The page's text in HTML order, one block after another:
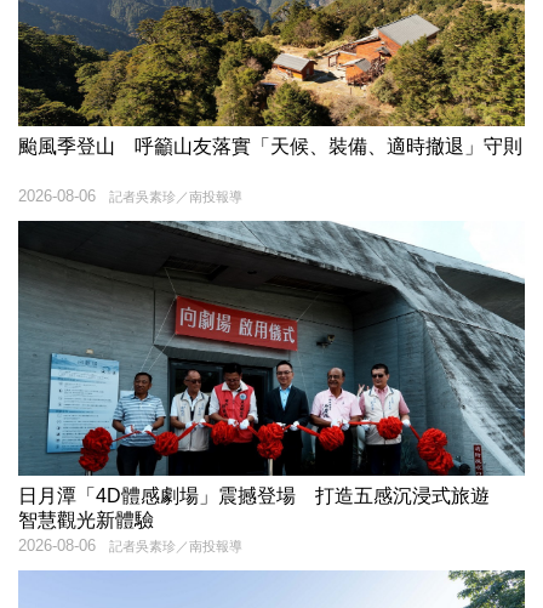
颱風季登山 呼籲山友落實「天候、裝備、適時撤退」守則
記者吳素珍／南投報導
2026-08-06
日月潭「4D體感劇場」震撼登場 打造五感沉浸式旅遊
智慧觀光新體驗
記者吳素珍／南投報導
2026-08-06